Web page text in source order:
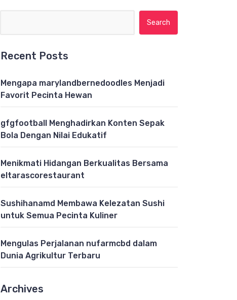
Recent Posts
Mengapa marylandbernedoodles Menjadi
Favorit Pecinta Hewan
gfgfootball Menghadirkan Konten Sepak
Bola Dengan Nilai Edukatif
Menikmati Hidangan Berkualitas Bersama
eltarascorestaurant
Sushihanamd Membawa Kelezatan Sushi
untuk Semua Pecinta Kuliner
Mengulas Perjalanan nufarmcbd dalam
Dunia Agrikultur Terbaru
Archives